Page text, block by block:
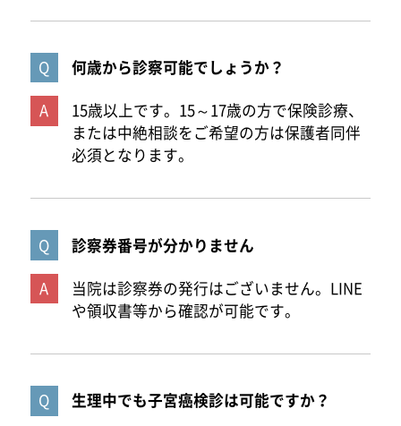
何歳から診察可能でしょうか？
15歳以上です。15～17歳の方で保険診療、
または中絶相談をご希望の方は保護者同伴
必須となります。
診察券番号が分かりません
当院は診察券の発行はございません。LINE
や領収書等から確認が可能です。
生理中でも子宮癌検診は可能ですか？